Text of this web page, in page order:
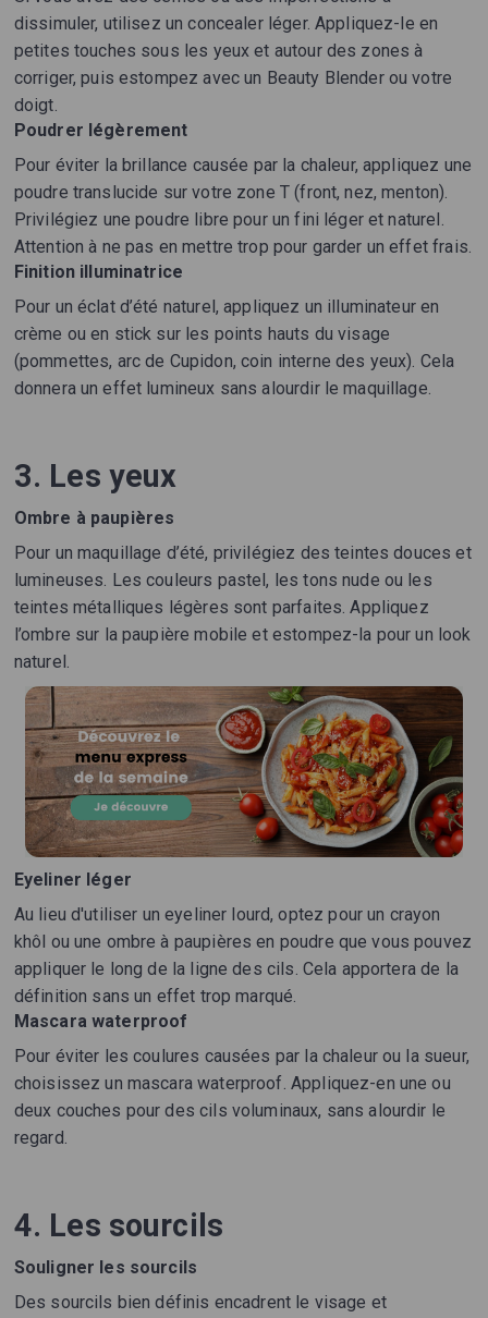
dissimuler, utilisez un concealer léger. Appliquez-le en
petites touches sous les yeux et autour des zones à
corriger, puis estompez avec un Beauty Blender ou votre
doigt.
Poudrer légèrement
Pour éviter la brillance causée par la chaleur, appliquez une
poudre translucide sur votre zone T (front, nez, menton).
Privilégiez une poudre libre pour un fini léger et naturel.
Attention à ne pas en mettre trop pour garder un effet frais.
Finition illuminatrice
Pour un éclat d’été naturel, appliquez un illuminateur en
crème ou en stick sur les points hauts du visage
(pommettes, arc de Cupidon, coin interne des yeux). Cela
donnera un effet lumineux sans alourdir le maquillage.
3. Les yeux
Ombre à paupières
Pour un maquillage d’été, privilégiez des teintes douces et
lumineuses. Les couleurs pastel, les tons nude ou les
teintes métalliques légères sont parfaites. Appliquez
l’ombre sur la paupière mobile et estompez-la pour un look
naturel.
Eyeliner léger
Au lieu d'utiliser un eyeliner lourd, optez pour un crayon
khôl ou une ombre à paupières en poudre que vous pouvez
appliquer le long de la ligne des cils. Cela apportera de la
définition sans un effet trop marqué.
Mascara waterproof
Pour éviter les coulures causées par la chaleur ou la sueur,
choisissez un mascara waterproof. Appliquez-en une ou
deux couches pour des cils voluminaux, sans alourdir le
regard.
4. Les sourcils
Souligner les sourcils
Des sourcils bien définis encadrent le visage et